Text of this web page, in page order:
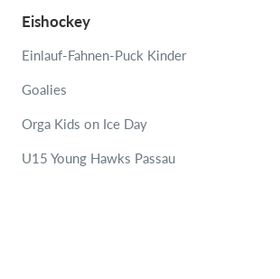
Eishockey
Einlauf-Fahnen-Puck Kinder
Goalies
Orga Kids on Ice Day
U15 Young Hawks Passau